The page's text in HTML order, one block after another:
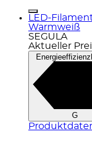
LED-
Warmweiß
SEGULA
Aktueller
G